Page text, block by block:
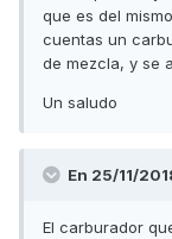
que es del
cuentas un
de mezcla, y se
Un saludo
En 25/11/
El carburador